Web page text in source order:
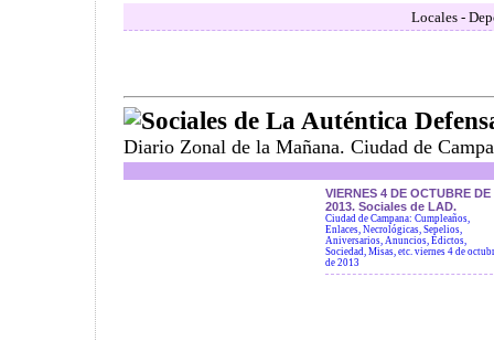
Locales -
Sociales de La Auténtica
Diario Zonal de la Mañana. Ciudad de
VIERNES 4 DE OCTUBRE DE
2013. Sociales de LAD.
Ciudad de Campana: Cumpleaños,
Enlaces, Necrológicas, Sepelios,
Aniversarios, Anuncios, Edictos,
Sociedad, Misas, etc. viernes 4 de
de 2013